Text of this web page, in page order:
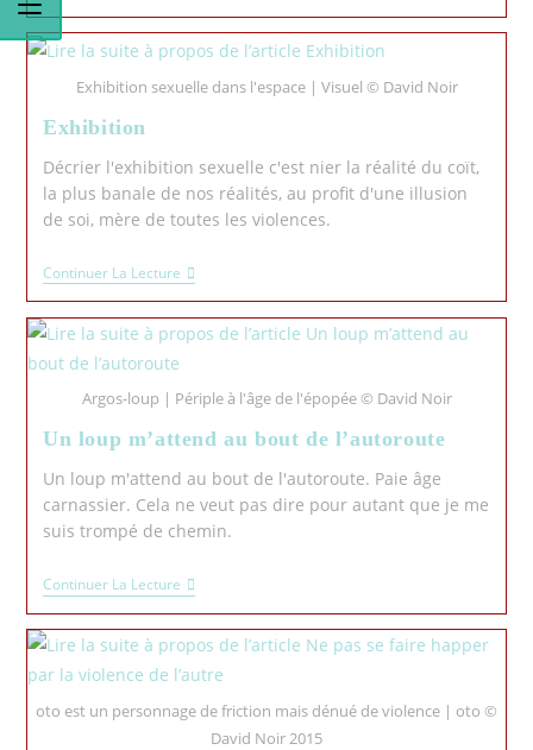
Exhibition sexuelle dans l'espace | Visuel © David Noir
Exhibition
Décrier l'exhibition sexuelle c'est nier la réalité du coït,
la plus banale de nos réalités, au profit d'une illusion
de soi, mère de toutes les violences.
Continuer La Lecture
Argos-loup | Périple à l'âge de l'épopée © David Noir
Un loup m’attend au bout de l’autoroute
Un loup m'attend au bout de l'autoroute. Paie âge
carnassier. Cela ne veut pas dire pour autant que je me
suis trompé de chemin.
Continuer La Lecture
oto est un personnage de friction mais dénué de violence | oto ©
David Noir 2015